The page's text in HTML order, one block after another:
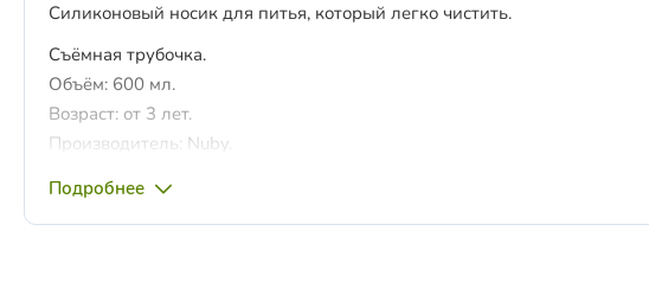
Силиконовый носик для питья, который легко чистить.
Съёмная трубочка.
Объём: 600 мл.
Возраст: от 3 лет.
Производитель: Nuby.
Подробнее